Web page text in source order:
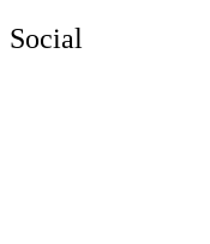
Social